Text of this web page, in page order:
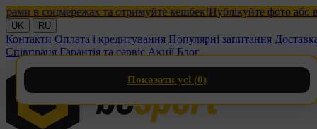
в соцмережах та отримуйте кешбек!Публікуйте фото або
UK RU
Контакти Оплата і кредитування Популярні запитання
Співпраця Гарантія та сервіс Акції Блог
Показати усі (0)